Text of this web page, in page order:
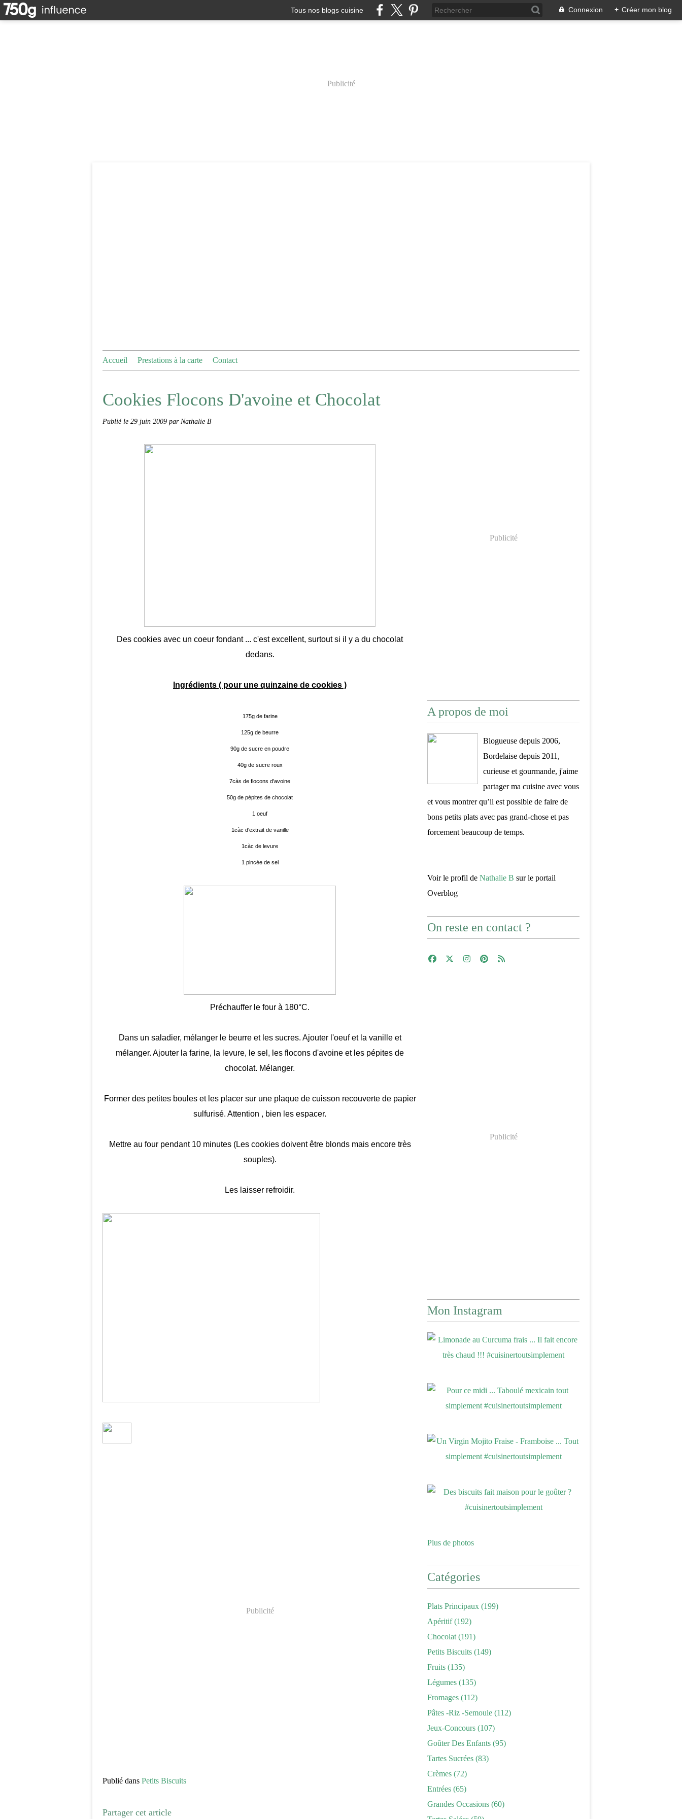
Tous nos blogs cuisine Connexion + Créer mon blog
Publicité
Accueil Prestations à la carte Contact
Cookies Flocons D'avoine et Chocolat
Publié le 29 juin 2009 par Nathalie B
Des cookies avec un coeur fondant ... c'est excellent, surtout si il y a du chocolat
dedans.
Ingrédients ( pour une quinzaine de cookies )
175g de farine
125g de beurre
90g de sucre en poudre
40g de sucre roux
7càs de flocons d'avoine
50g de pépites de chocolat
1 oeuf
1càc d'extrait de vanille
1càc de levure
1 pincée de sel
Préchauffer le four à 180°C.
Dans un saladier, mélanger le beurre et les sucres. Ajouter l'oeuf et la vanille et
mélanger. Ajouter la farine, la levure, le sel, les flocons d'avoine et les pépites de
chocolat. Mélanger.
Former des petites boules et les placer sur une plaque de cuisson recouverte de papier
sulfurisé. Attention , bien les espacer.
Mettre au four pendant 10 minutes (Les cookies doivent être blonds mais encore très
souples).
Les laisser refroidir.
Publicité
Publié dans Petits Biscuits
Partager cet article
Publicité
A propos de moi
Blogueuse depuis 2006,
Bordelaise depuis 2011,
curieuse et gourmande, j'aime
partager ma cuisine avec vous
et vous montrer qu’il est possible de faire de
bons petits plats avec pas grand-chose et pas
forcement beaucoup de temps.
Voir le profil de Nathalie B sur le portail
Overblog
On reste en contact ?
Publicité
Mon Instagram
Plus de photos
Catégories
Plats Principaux (199)
Apéritif(192)
Chocolat (191)
Petits Biscuits (149)
Fruits (135)
Légumes (135)
Fromages (112)
Pâtes -riz -semoule (112)
Jeux-Concours (107)
Goûter Des Enfants (95)
Tartes Sucrées (83)
Crèmes (72)
Entrées (65)
Grandes Occasions (60)